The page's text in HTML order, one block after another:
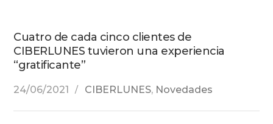
Cuatro de cada cinco clientes de
CIBERLUNES tuvieron una experiencia
“gratificante”
24/06/2021 CIBERLUNES, Novedades